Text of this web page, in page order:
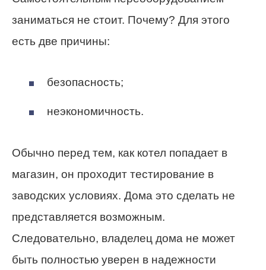
заниматься не стоит. Почему? Для этого
есть две причины:
безопасность;
неэкономичность.
Обычно перед тем, как котел попадает в
магазин, он проходит тестирование в
заводских условиях. Дома это сделать не
представляется возможным.
Следовательно, владелец дома не может
быть полностью уверен в надежности